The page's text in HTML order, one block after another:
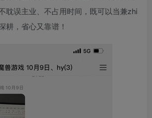
耽误主业、不占用时间，既可以当兼zhi
耕，省心又靠谱！